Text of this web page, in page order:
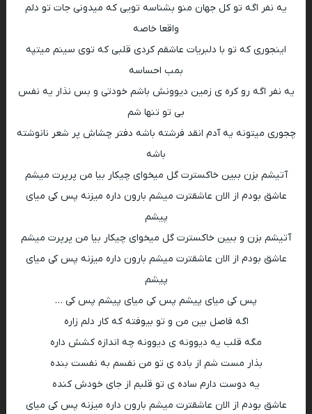
یه نفر اگه تو کل جهان منو بشناسه تویی که میدونی جات تو دلم
واقعا خاصه
اینجوری که تو با دلبریات عاشقم کردی قلبی که توی سینم میتپه
بمب احساسه
یه نفر اگه رو کره ی زمین دیوونش باشم خودتی و بس نذار یه نفس
بی تو تنها شم
چجوری میتونه یه آدم انقد فرشته باشه دفتر چشاش پر شعر نانوشته
باشه
آتیشم بزن ببین خاکسترت گل میخوای چیکار بیا من پرپرت میشم
عاشق بودم از الان عاشقترت میشم بارون داره میزنه پس کی میای
پیشم
آتیشم بزن و ببین خاکسترت گل میخوای چیکار بیا من پرپرت میشم
عاشق بودم از الان عاشقترت میشم بارون داره میزنه پس کی میای
پیشم
پس کی میای پیشم پس کی میای پیشم پس کی …
اگه فاصل بین من و تو بیوفته که کار دلم زاره
مگه قلب یه دیوونه ی دیوونه چه اندازه کشش داره
بذار مست شم از باده ی تو من نفسم به نفست بنده
یه دوست دارم ساده ی تو قلبم از جای خودش کنده
عاشق بودم از الان عاشقترت میشم بارون داره میزنه پس کی میای